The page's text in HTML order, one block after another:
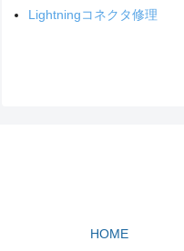
Lightningコネクタ修理
HOME